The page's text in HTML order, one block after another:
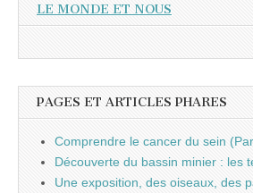
LE MONDE ET NOUS
PAGES ET ARTICLES PHARES
Comprendre le cancer du sein
Découverte du bassin minier : les
Une exposition, des oiseaux, des